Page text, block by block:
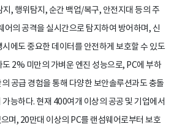
, 행위탐지, 순간 백업/복구, 안전지대 등의 주
어의 공격을 실시간으로 탐지하여 방어하며, 신
에도 중요한 데이터를 안전하게 보호할 수 있도
2% 미만의 가벼운 엔진 성능으로, PC에 부하
공급 경험을 통해 다양한 보안솔루션과도 충돌
능하다. 현재 400여개 이상의 공공 및 기업에서
며, 20만대 이상의 PC를 랜섬웨어로부터 보호